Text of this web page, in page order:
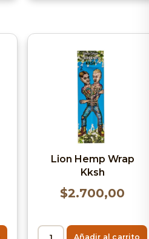
Lion Hemp Wrap
Kksh
$2.700,00
Añadir al carrito